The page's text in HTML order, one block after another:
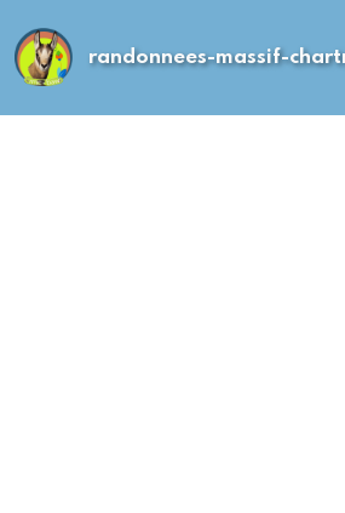
randonnees-massif-